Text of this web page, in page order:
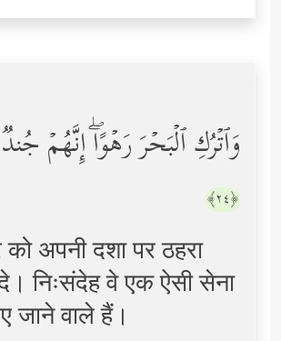
وَٱتۡرُكِ ٱلۡبَحۡرَ رَهۡوًاۖ إِنَّهُمۡ
﴿٢٤﴾
अपनी दशा पर ठहरा
निःसंदेह वे एक ऐसी सेना
जाने वाले हैं।